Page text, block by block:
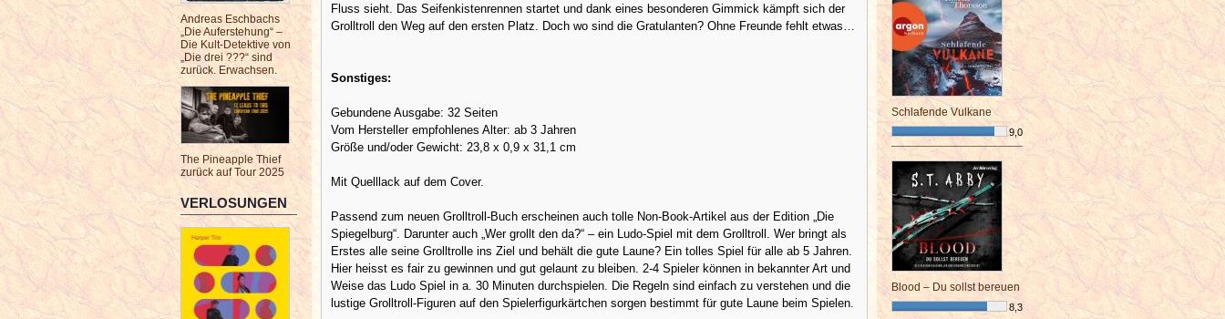
Andreas Eschbachs
„Die Auferstehung“ –
Die Kult-Detektive von
„Die drei ???“ sind
zurück. Erwachsen.
The Pineapple Thief
zurück auf Tour 2025
VERLOSUNGEN
Fluss sieht. Das Seifenkistenrennen startet und dank eines besonderen Gimmick kämpft sich der
Grolltroll den Weg auf den ersten Platz. Doch wo sind die Gratulanten? Ohne Freunde fehlt etwas…
Sonstiges:
Gebundene Ausgabe: 32 Seiten
Vom Hersteller empfohlenes Alter: ab 3 Jahren
Größe und/oder Gewicht: 23,8 x 0,9 x 31,1 cm
Mit Quelllack auf dem Cover.
Passend zum neuen Grolltroll-Buch erscheinen auch tolle Non-Book-Artikel aus der Edition „Die
Spiegelburg“. Darunter auch „Wer grollt den da?“ – ein Ludo-Spiel mit dem Grolltroll. Wer bringt als
Erstes alle seine Grolltrolle ins Ziel und behält die gute Laune? Ein tolles Spiel für alle ab 5 Jahren.
Hier heisst es fair zu gewinnen und gut gelaunt zu bleiben. 2-4 Spieler können in bekannter Art und
Weise das Ludo Spiel in a. 30 Minuten durchspielen. Die Regeln sind einfach zu verstehen und die
lustige Grolltroll-Figuren auf den Spielerfigurkärtchen sorgen bestimmt für gute Laune beim Spielen.
Schlafende Vulkane
9,0
¯¯¯¯¯¯¯¯¯¯¯¯¯¯¯¯¯¯¯¯¯¯¯¯
Blood – Du sollst bereuen
8,3